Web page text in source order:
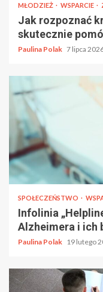
MŁODZIEŻ WSPARCIE
Jak rozpoznać
skutecznie
Paulina Polak 7 lipca
SPOŁECZEŃSTWO
Infolinia
Alzheimera i ich
Paulina Polak 19 lutego